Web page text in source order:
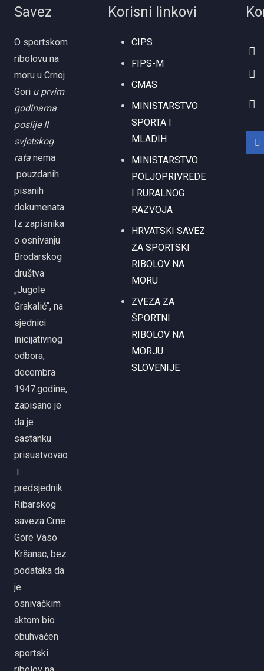
Savez
O sportskom
ribolovu na
moru u Crnoj
Gori u prvim
godinama
poslije II
svjetskog
rata nema
pouzdanih
pisanih
dokumenata.
Iz zapisnika
o osnivanju
Brodarskog
društva
„Jugole
Grakalić“, na
sjednici
inicijativnog
odbora,
decembra
1947.godine,
zapisano je
da je
sastanku
prisustvovao
i
predsjednik
Ribarskog
saveza Crne
Gore Vaso
Kršanac, bez
podataka da
je
osnivačkim
aktom bio
obuhvaćen
sportski
Korisni linkovi
CIPS
FIPS-M
CMAS
MINISTARSTVO
SPORTA I
MLADIH
MINISTARSTVO
POLJOPRIVREDE
I RURALNOG
RAZVOJA
HRVATSKI SAVEZ
ZA SPORTSKI
RIBOLOV NA
MORU
ZVEZA ZA
ŠPORTNI
RIBOLOV NA
MORJU
SLOVENIJE